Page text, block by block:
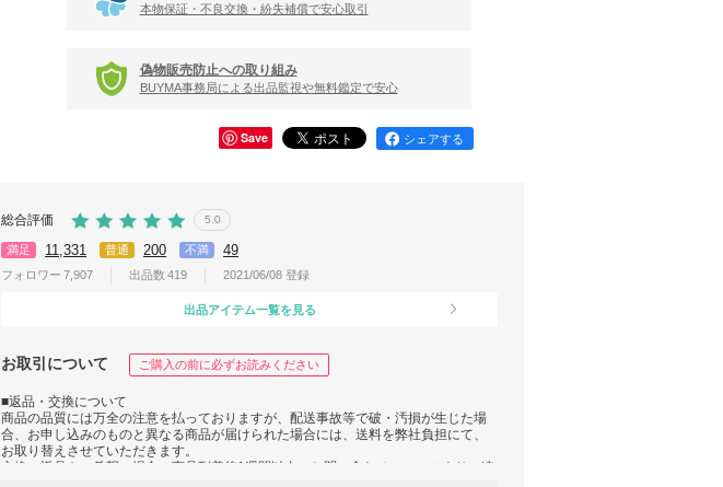
本物保証・不良交換・紛失補償で安心取引
偽物販売防止への取り組み
BUYMA事務局による出品監視や無料鑑定で安心
Save シェアする
総合評価 5.0
満足 11,331 普通 200 不満 49
フォロワー 7,907 出品数 419 2021/06/08 登録
出品アイテム一覧を見る
お取引について ご購入の前に必ずお読みください
■返品・交換について
商品の品質には万全の注意を払っておりますが、配送事故等で破・汚損が生じた場
合、お申し込みのものと異なる商品が届けられた場合には、送料を弊社負担にて、
お取り替えさせていただきます。
交換・返品をご希望の場合、商品到着後1週間以内にお問い合わせフォームよりご連